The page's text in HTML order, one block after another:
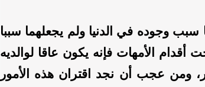
وجوده في الدنيا ولم يجعلهما سببا
الأمهات فإنه يكون عاقا لوالديه
ومن عجب أن نجد اقتران هذه الأمور